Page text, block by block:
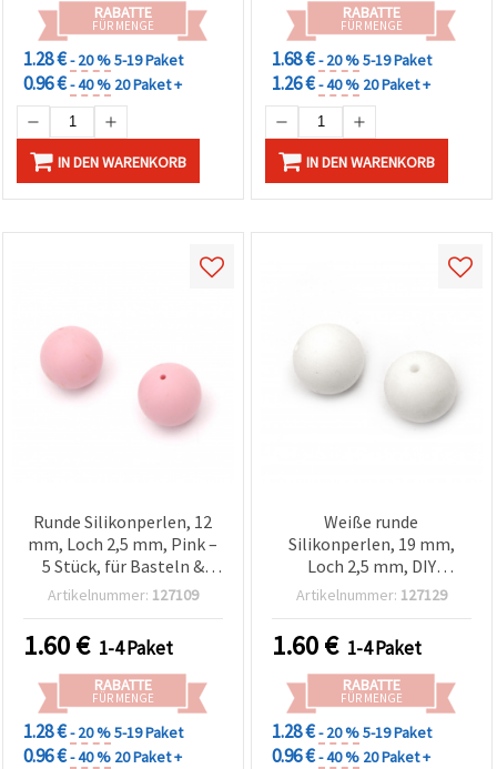
RABATTE
FÜR MENGE
1.28 €- 20 %5-19 Paket
0.96 €- 40 % 20 Paket +
IN DEN WARENKORB
RABATTE
FÜR MENGE
1.68 €- 20 %5-19 Paket
1.26 €- 40 % 20 Paket +
IN DEN WARENKORB
Runde Silikonperlen, 12
mm, Loch 2,5 mm, Pink –
5 Stück, für Basteln &
Schmuckherstellung
Artikelnummer: 127109
1.60€ 1-4 Paket
RABATTE
FÜR MENGE
1.28 €- 20 %5-19 Paket
0.96 €- 40 % 20 Paket +
Weiße runde
Silikonperlen, 19 mm,
Loch 2,5 mm, DIY
Bastelzubehör – 2 Stück
Artikelnummer: 127129
1.60€ 1-4 Paket
RABATTE
FÜR MENGE
1.28 €- 20 %5-19 Paket
0.96 €- 40 % 20 Paket +